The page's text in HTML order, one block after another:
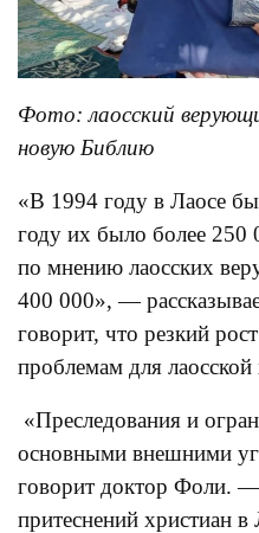
Фото: лаосский
новую Библию
«В 1994 году в Лаосе
году их было более 250
по мнению лаосских
400 000», —
говорит, что резкий
проблемам для
«Преследования и
основными внешними
говорит доктор Фоли.
притеснений христиан